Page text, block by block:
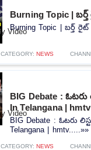
Burning Topic |
Burning Topic | బర్త్
CATEGORY: NEWS
BIG Debate :
In Telangana | hmtv
BIG Debate : ఓటరు
Telangana | hmtv.....»»
CATEGORY: NEWS